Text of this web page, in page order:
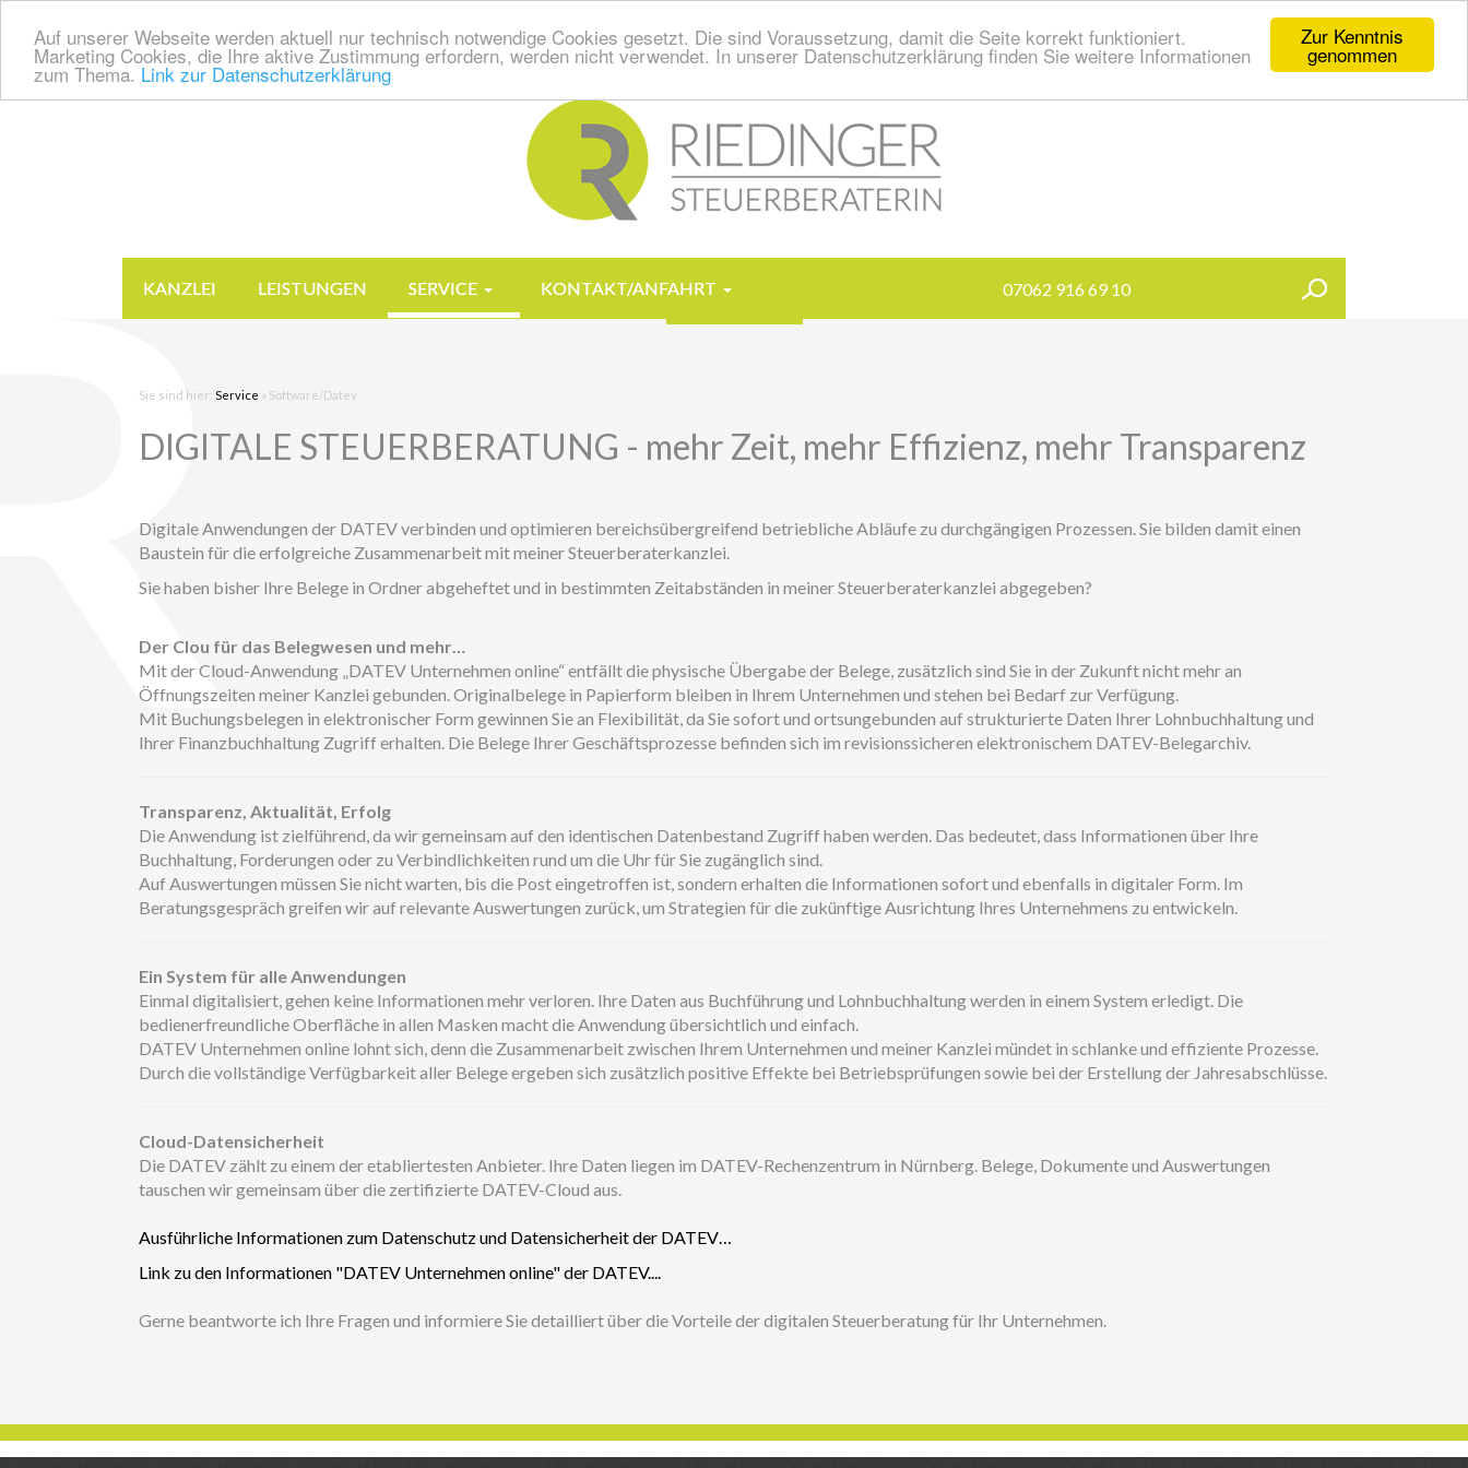
Zur Kenntnis
genommen
Auf unserer Webseite werden aktuell nur technisch notwendige Cookies gesetzt. Die sind Voraussetzung, damit die Seite korrekt funktioniert.
Marketing Cookies, die Ihre aktive Zustimmung erfordern, werden nicht verwendet. In unserer Datenschutzerklärung finden Sie weitere Informationen
zum Thema. Link zur Datenschutzerklärung
KANZLEI LEISTUNGEN SERVICE KONTAKT/ANFAHRT 07062 916 69 10
Sie sind hier: Service » Software/Datev
DIGITALE STEUERBERATUNG - mehr Zeit, mehr Effizienz, mehr Transparenz
Digitale Anwendungen der DATEV verbinden und optimieren bereichsübergreifend betriebliche Abläufe zu durchgängigen Prozessen. Sie bilden damit einen
Baustein für die erfolgreiche Zusammenarbeit mit meiner Steuerberaterkanzlei.
Sie haben bisher Ihre Belege in Ordner abgeheftet und in bestimmten Zeitabständen in meiner Steuerberaterkanzlei abgegeben?
Der Clou für das Belegwesen und mehr…
Mit der Cloud-Anwendung „DATEV Unternehmen online“ entfällt die physische Übergabe der Belege, zusätzlich sind Sie in der Zukunft nicht mehr an
Öffnungszeiten meiner Kanzlei gebunden. Originalbelege in Papierform bleiben in Ihrem Unternehmen und stehen bei Bedarf zur Verfügung.
Mit Buchungsbelegen in elektronischer Form gewinnen Sie an Flexibilität, da Sie sofort und ortsungebunden auf strukturierte Daten Ihrer Lohnbuchhaltung und
Ihrer Finanzbuchhaltung Zugriff erhalten. Die Belege Ihrer Geschäftsprozesse befinden sich im revisionssicheren elektronischem DATEV-Belegarchiv.
Transparenz, Aktualität, Erfolg
Die Anwendung ist zielführend, da wir gemeinsam auf den identischen Datenbestand Zugriff haben werden. Das bedeutet, dass Informationen über Ihre
Buchhaltung, Forderungen oder zu Verbindlichkeiten rund um die Uhr für Sie zugänglich sind.
Auf Auswertungen müssen Sie nicht warten, bis die Post eingetroffen ist, sondern erhalten die Informationen sofort und ebenfalls in digitaler Form. Im
Beratungsgespräch greifen wir auf relevante Auswertungen zurück, um Strategien für die zukünftige Ausrichtung Ihres Unternehmens zu entwickeln.
Ein System für alle Anwendungen
Einmal digitalisiert, gehen keine Informationen mehr verloren. Ihre Daten aus Buchführung und Lohnbuchhaltung werden in einem System erledigt. Die
bedienerfreundliche Oberfläche in allen Masken macht die Anwendung übersichtlich und einfach.
DATEV Unternehmen online lohnt sich, denn die Zusammenarbeit zwischen Ihrem Unternehmen und meiner Kanzlei mündet in schlanke und effiziente Prozesse.
Durch die vollständige Verfügbarkeit aller Belege ergeben sich zusätzlich positive Effekte bei Betriebsprüfungen sowie bei der Erstellung der Jahresabschlüsse.
Cloud-Datensicherheit
Die DATEV zählt zu einem der etabliertesten Anbieter. Ihre Daten liegen im DATEV-Rechenzentrum in Nürnberg. Belege, Dokumente und Auswertungen
tauschen wir gemeinsam über die zertifizierte DATEV-Cloud aus.
Ausführliche Informationen zum Datenschutz und Datensicherheit der DATEV…
Link zu den Informationen "DATEV Unternehmen online" der DATEV....
Gerne beantworte ich Ihre Fragen und informiere Sie detailliert über die Vorteile der digitalen Steuerberatung für Ihr Unternehmen.